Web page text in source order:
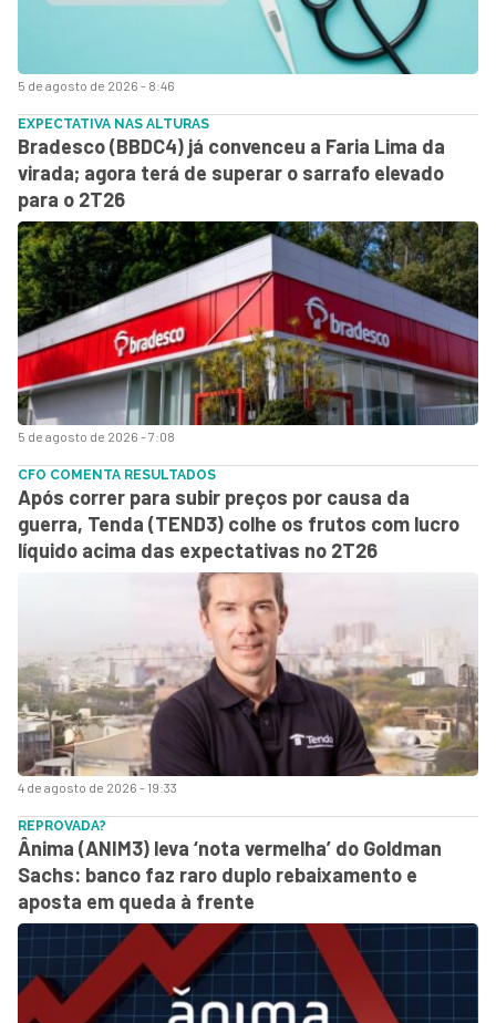
5 de agosto de 2026 - 8:46
5 de agosto de 2026 - 7:08
EXPECTATIVA NAS ALTURAS
Bradesco (BBDC4) já convenceu a Faria Lima da
virada; agora terá de superar o sarrafo elevado
para o 2T26
4 de agosto de 2026 - 19:33
CFO COMENTA RESULTADOS
Após correr para subir preços por causa da
guerra, Tenda (TEND3) colhe os frutos com lucro
líquido acima das expectativas no 2T26
REPROVADA?
Ânima (ANIM3) leva ‘nota vermelha’ do Goldman
Sachs: banco faz raro duplo rebaixamento e
aposta em queda à frente